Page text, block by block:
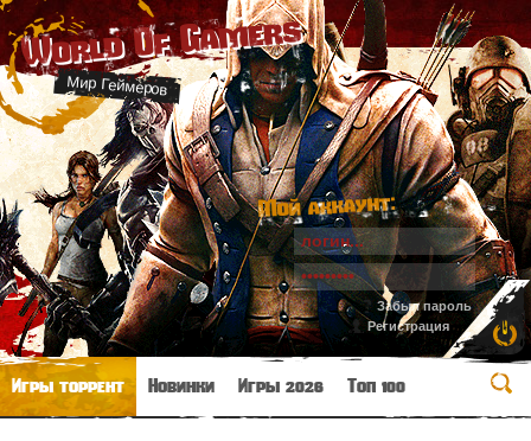
World Of Gamers
Мир Геймеров
Мой аккаунт:
Забыл пароль
Регистрация
Игры торрент Новинки Игры 2026 Топ 100